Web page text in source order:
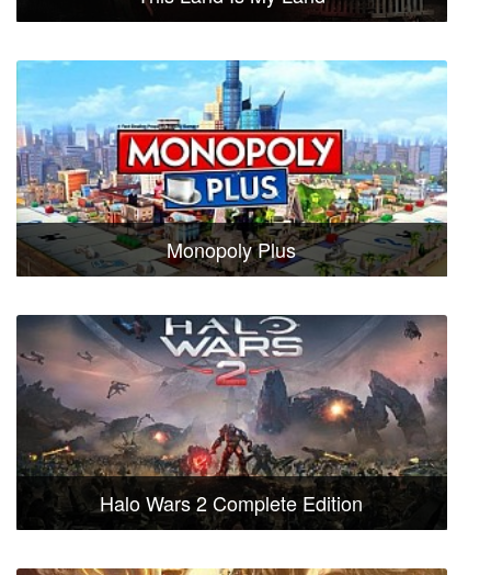
Monopoly Plus
Halo Wars 2 Complete Edition